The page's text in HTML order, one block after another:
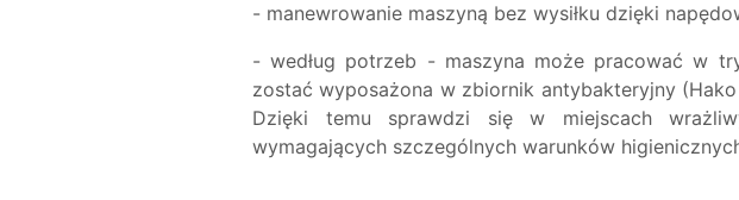
- manewrowanie maszyną bez wysiłku dzięki
- według potrzeb - maszyna może pracować w
zostać wyposażona w zbiornik antybakteryjny
Dzięki temu sprawdzi się w miejscach
wymagających szczególnych warunków